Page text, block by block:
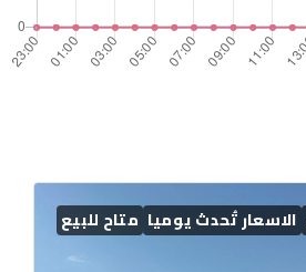
الاسعار تُحدث يوميا متاح للبيع